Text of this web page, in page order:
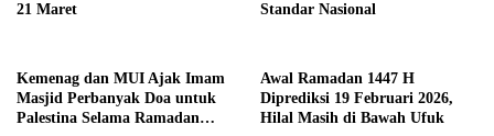
21 Maret
Standar Nasional
Kemenag dan MUI Ajak Imam
Masjid Perbanyak Doa untuk
Palestina Selama Ramadan
Awal Ramadan 1447 H
Diprediksi 19 Februari 2026,
Hilal Masih di Bawah Ufuk